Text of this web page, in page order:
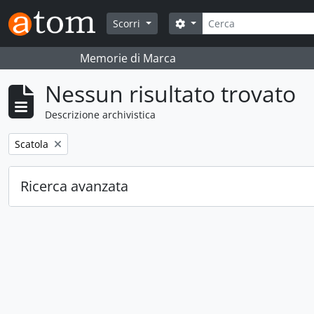
Skip to main content
Scorri
Cerca
Search options
Memorie di Marca
Nessun risultato trovato
Descrizione archivistica
Remove filter:
Scatola
Ricerca avanzata